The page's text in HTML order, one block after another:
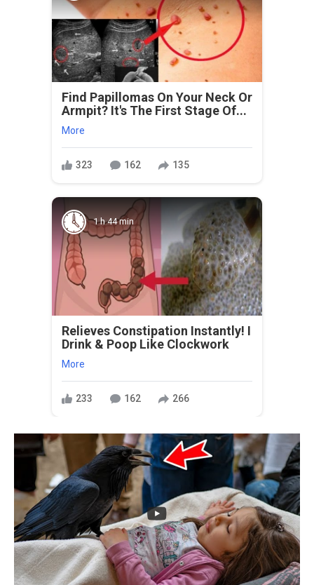
Find Papillomas On Your Neck Or
Armpit? It's The First Stage Of...
More
323 162 135
1 h 44 min
Relieves Constipation Instantly! I
Drink & Poop Like Clockwork
More
233 162 266